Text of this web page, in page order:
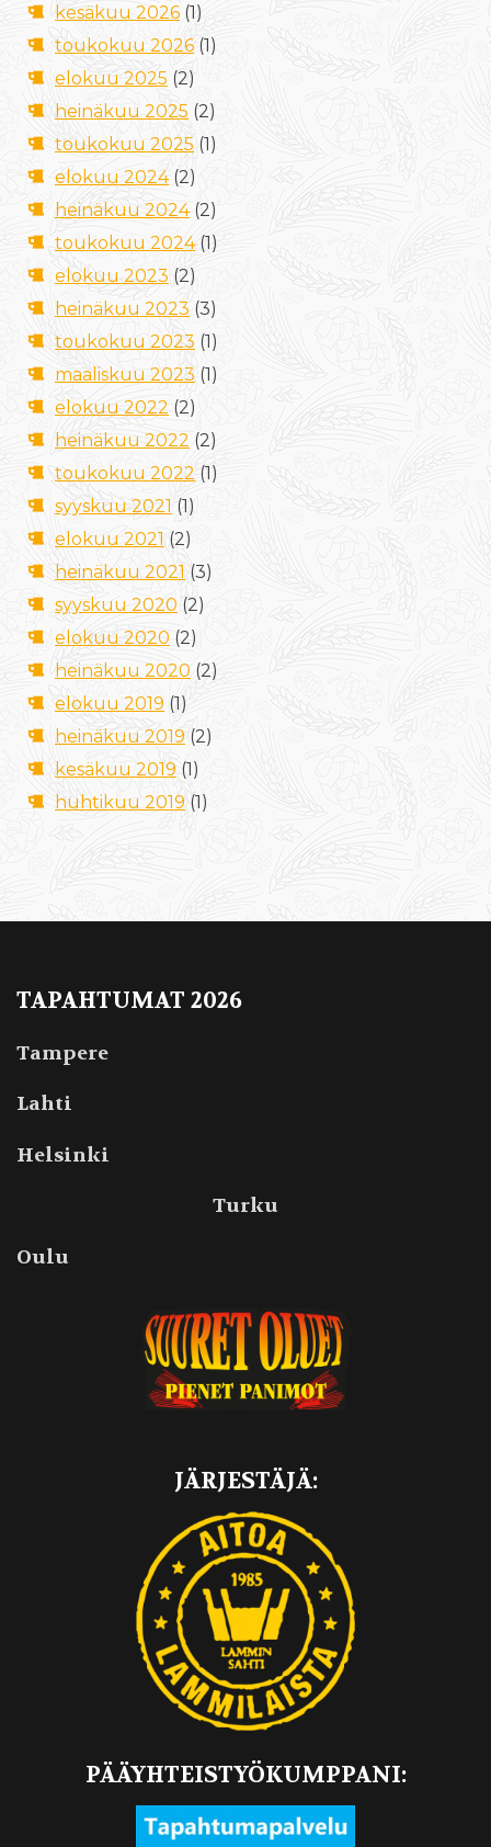
kesäkuu 2026 (1)
toukokuu 2026 (1)
elokuu 2025 (2)
heinäkuu 2025 (2)
toukokuu 2025 (1)
elokuu 2024(2)
heinäkuu 2024(2)
toukokuu 2024(1)
elokuu 2023 (2)
heinäkuu 2023 (3)
toukokuu 2023 (1)
maaliskuu 2023 (1)
elokuu 2022 (2)
heinäkuu 2022 (2)
toukokuu 2022 (1)
syyskuu 2021 (1)
elokuu 2021 (2)
heinäkuu 2021 (3)
syyskuu 2020 (2)
elokuu 2020 (2)
heinäkuu 2020 (2)
elokuu 2019 (1)
heinäkuu 2019 (2)
kesäkuu 2019 (1)
huhtikuu 2019(1)
TAPAHTUMAT 2026
Tampere
Lahti
Helsinki
Turku
Oulu
JÄRJESTÄJÄ:
PÄÄYHTEISTYÖKUMPPANI: